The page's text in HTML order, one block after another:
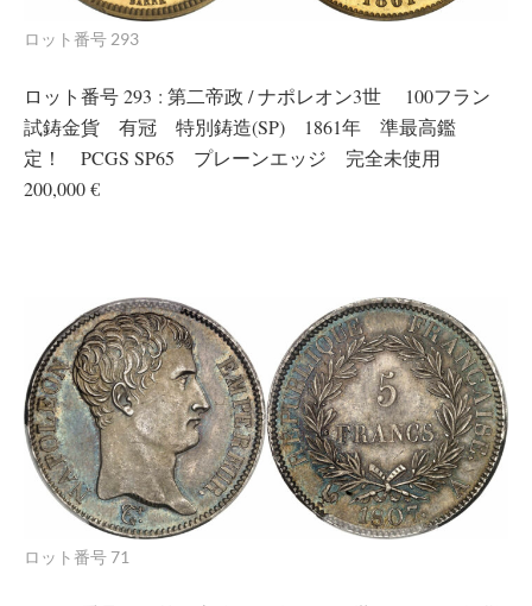
ロット番号 293
ロット番号 293 : 第二帝政 / ナポレオン3世 100フラン
試鋳金貨 有冠 特別鋳造(SP) 1861年 準最高鑑
定！ PCGS SP65 プレーンエッジ 完全未使用
200,000 €
ロット番号 71